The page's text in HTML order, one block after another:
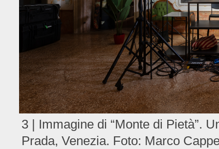
3 | Immagine di “Monte di Pietà”.
Prada, Venezia. Foto: Marco